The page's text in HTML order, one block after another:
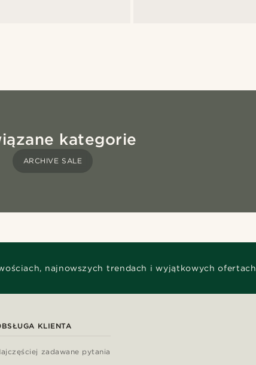
kategorie
ARCHIVE SALE
najnowszych trendach i wyjątkowych ofertach
KLIENTA
zadawane pytania